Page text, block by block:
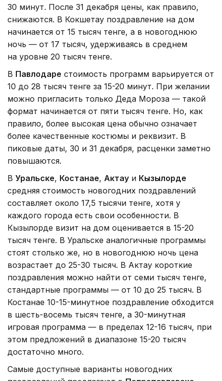
30 минут. После 31 декабря цены, как правило,
снижаются. В Кокшетау поздравление на дом
начинается от 15 тысяч тенге, а в новогоднюю
ночь — от 17 тысяч, удерживаясь в среднем
на уровне 20 тысяч тенге.
В Павлодаре стоимость программ варьируется от
10 до 28 тысяч тенге за 15-20 минут. При желании
можно пригласить только Деда Мороза — такой
формат начинается от пяти тысяч тенге. Но, как
правило, более высокая цена обычно означает
более качественные костюмы и реквизит. В
пиковые даты, 30 и 31 декабря, расценки заметно
повышаются.
В Уральске, Костанае, Актау и Кызылорде
средняя стоимость новогодних поздравлений
составляет около 17,5 тысячи тенге, хотя у
каждого города есть свои особенности. В
Кызылорде визит на дом оценивается в 15-20
тысяч тенге. В Уральске аналогичные программы
стоят столько же, но в новогоднюю ночь цена
возрастает до 25-30 тысяч. В Актау короткие
поздравления можно найти от семи тысяч тенге,
стандартные программы — от 10 до 25 тысяч. В
Костанае 10-15-минутное поздравление обходится
в шесть-восемь тысяч тенге, а 30-минутная
игровая программа — в пределах 12-16 тысяч, при
этом предложений в диапазоне 15-20 тысяч
достаточно много.
Самые доступные варианты новогодних